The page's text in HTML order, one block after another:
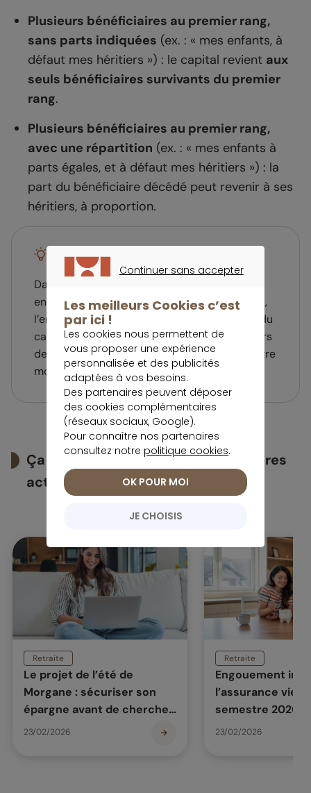
Plusieurs bénéficiaires au premier rang,
sans parts indiquées (ex. : « mes enfants, à
défaut mes héritiers ») : le capital revient aux
seuls bénéficiaires survivants du premier
rang.
Plusieurs bénéficiaires au premier rang,
avec une répartition (ex. : « mes enfants à
parts égales, et à défaut mes héritiers ») : la
part du bénéficiaire décédé peut revenir à ses
héritiers, à proportion.
Bon à savoir
Dans l’exemple évoqué : si l’assuré avait deux
enfants et que l’un d’eux meurt juste après lui,
l’enfant survivant peut prétendre à la moitié du
capital, tandis que les petits-enfants (héritiers
de l’enfant décédé) peuvent prétendre à l’autre
moitié
Ça peut vous intéresser : les dernières
actualités retraite
Retraite
Le projet de l’été de
Morgane : sécuriser son
épargne avant de chercher
du rendement
23/02/2026
Retraite
Engouement
l’assurance vie
semestre 2026
23/02/2026
Continuer sans accepter
Les meilleurs Cookies c’est
par ici !
Les cookies nous permettent de
vous proposer une expérience
personnalisée et des publicités
adaptées à vos besoins.
Des partenaires peuvent déposer
des cookies complémentaires
(réseaux sociaux, Google).
Pour connaître nos partenaires
consultez notre politique cookies.
JE CHOISIS
OK POUR MOI